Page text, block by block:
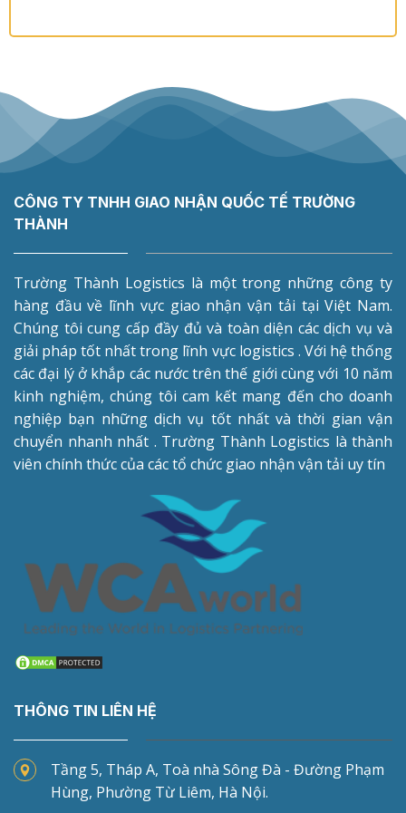
CÔNG TY TNHH GIAO NHẬN QUỐC TẾ TRƯỜNG
THÀNH
Trường Thành Logistics là một trong những công ty
hàng đầu về lĩnh vực giao nhận vận tải tại Việt Nam.
Chúng tôi cung cấp đầy đủ và toàn diện các dịch vụ và
giải pháp tốt nhất trong lĩnh vực logistics . Với hệ thống
các đại lý ở khắp các nước trên thế giới cùng với 10 năm
kinh nghiệm, chúng tôi cam kết mang đến cho doanh
nghiệp bạn những dịch vụ tốt nhất và thời gian vận
chuyển nhanh nhất . Trường Thành Logistics là thành
viên chính thức của các tổ chức giao nhận vận tải uy tín
THÔNG TIN LIÊN HỆ
Tầng 5, Tháp A, Toà nhà Sông Đà - Đường Phạm
Hùng, Phường Từ Liêm, Hà Nội.